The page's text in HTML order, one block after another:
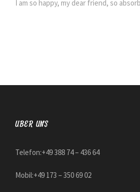
I am so happy, my dear friend, so
ÜBER UNS
Telefon:+49 388 74 – 436 64
Mobil:+49 173 – 350 69 02